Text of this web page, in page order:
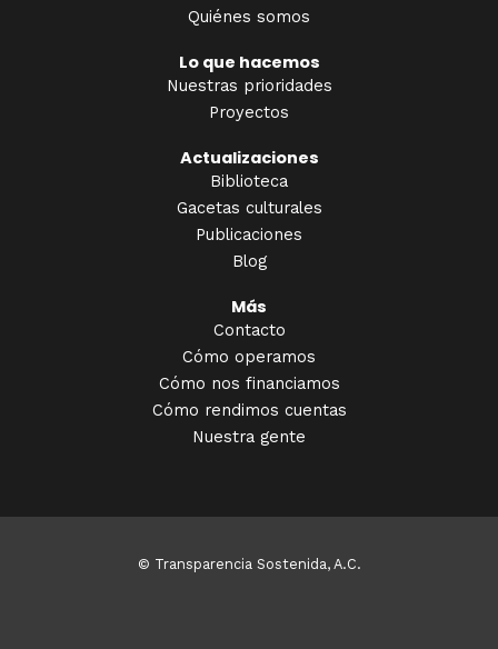
Quiénes somos
Lo que hacemos
Nuestras prioridades
Proyectos
Actualizaciones
Biblioteca
Gacetas culturales
Publicaciones
Blog
Más
Contacto
Cómo operamos
Cómo nos financiamos
Cómo rendimos cuentas
Nuestra gente
© Transparencia Sostenida, A.C.